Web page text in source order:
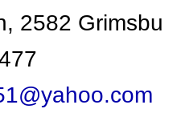
2582 Grimsbu